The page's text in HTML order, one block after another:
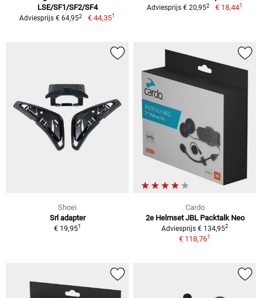
LSE/SF1/SF2/SF4
Adviesprijs € 64,952 € 44,351
Adviesprijs € 20,952 € 18,441
Shoei
Srl adapter
€ 19,951
Cardo
2e Helmset JBL Packtalk Neo
Adviesprijs € 134,952
€ 118,761